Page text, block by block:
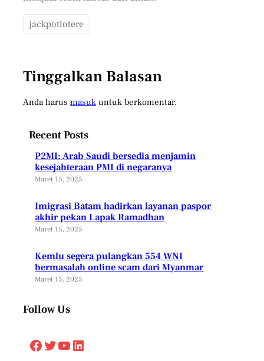
jackpotlotere
Tinggalkan Balasan
Anda harus masukuntuk berkomentar.
Recent Posts
P2MI: Arab Saudi bersedia menjamin
kesejahteraan PMI di negaranya
Maret 15, 2025
Imigrasi Batam hadirkan layanan paspor
akhir pekan Lapak Ramadhan
Maret 15, 2025
Kemlu segera pulangkan 554 WNI
bermasalah online scam dari Myanmar
Maret 15, 2025
Follow Us
Facebook Twitter YouTube LinkedIn